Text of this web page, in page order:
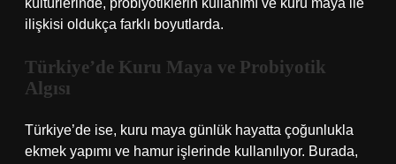
kültürlerinde, probiyotiklerin kullanımı ve kuru maya ile
ilişkisi oldukça farklı boyutlarda.
Türkiye’de Kuru Maya ve Probiyotik
Algısı
Türkiye’de ise, kuru maya günlük hayatta çoğunlukla
ekmek yapımı ve hamur işlerinde kullanılıyor. Burada,